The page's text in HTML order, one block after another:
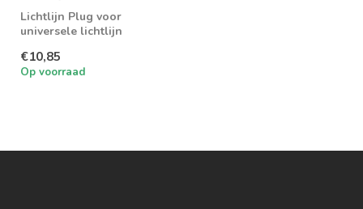
Lichtlijn Plug voor
universele lichtlijn
€10,85
Op voorraad